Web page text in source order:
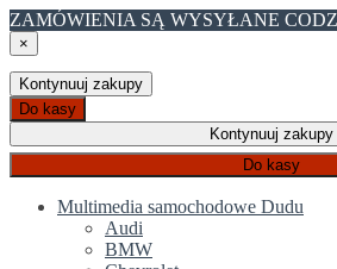
ZAMÓWIENIA SĄ WYSYŁANE
×
Kontynuuj zakupy
Do kasy
Kontynuuj zakupy
Do kasy
Multimedia samochodowe Dudu
Audi
BMW